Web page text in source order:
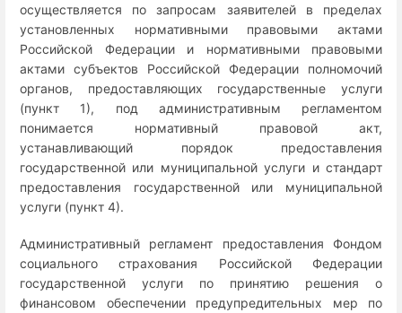
осуществляется по запросам заявителей в пределах
установленных нормативными правовыми актами
Российской Федерации и нормативными правовыми
актами субъектов Российской Федерации полномочий
органов, предоставляющих государственные услуги
(пункт 1), под административным регламентом
понимается нормативный правовой акт,
устанавливающий порядок предоставления
государственной или муниципальной услуги и стандарт
предоставления государственной или муниципальной
услуги (пункт 4).
Административный регламент предоставления Фондом
социального страхования Российской Федерации
государственной услуги по принятию решения о
финансовом обеспечении предупредительных мер по